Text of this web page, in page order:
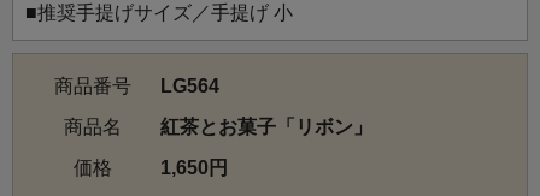
■推奨手提げサイズ／手提げ 小
商品番号
LG564
商品名
紅茶とお菓子「リボン」
価格
1,650円